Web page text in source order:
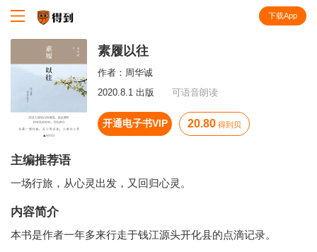
下载App
素履以往
作者： 周华诚
2020.8.1 出版
可语音朗读
开通电子书VIP 20.80 得到贝
主编推荐语
一场行旅，从心灵出发，又回归心灵。
内容简介
本书是作者一年多来行走于钱江源头开化县的点滴记录。